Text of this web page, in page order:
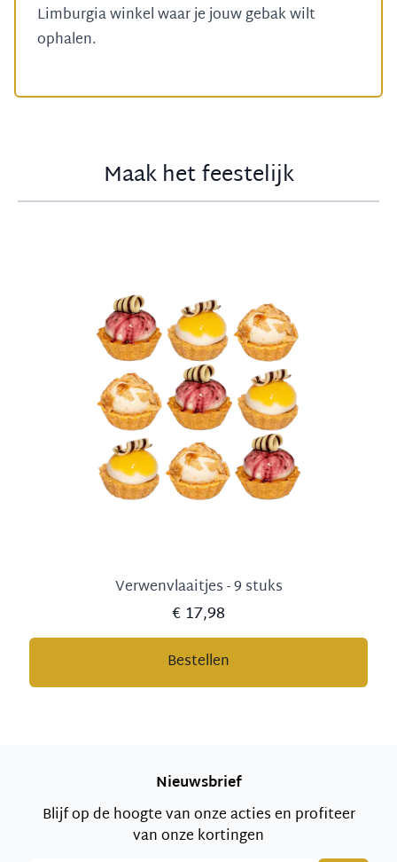
Limburgia winkelwaar je jouw gebak wilt
ophalen.
Maak het feestelijk
Verwenvlaaitjes - 9 stuks
€ 17,98
Bestellen
Nieuwsbrief
Blijf op de hoogte van onze acties en profiteer
van onze kortingen